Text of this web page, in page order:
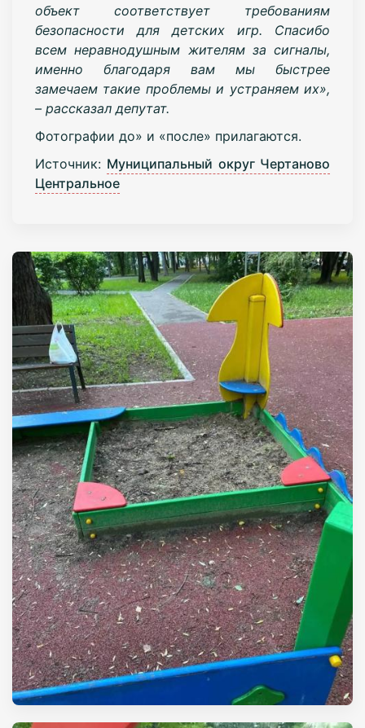
объект соответствует требованиям
безопасности для детских игр. Спасибо
всем неравнодушным жителям за сигналы,
именно благодаря вам мы быстрее
замечаем такие проблемы и устраняем их»,
– рассказал депутат.
Фотографии до» и «после» прилагаются.
Источник: Муниципальный округ Чертаново
Центральное